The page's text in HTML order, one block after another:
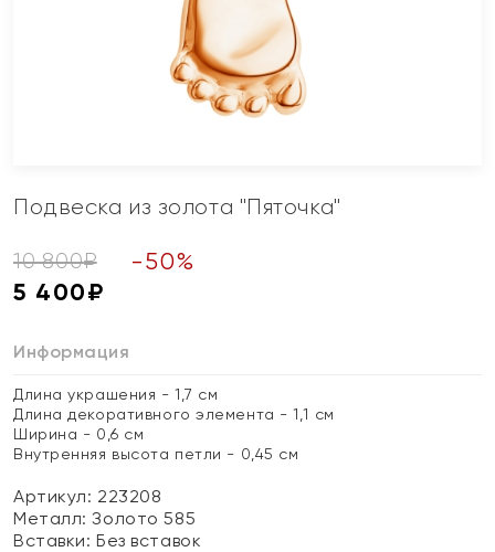
Подвеска из золота "Пяточка"
10 800₽ -50%
5 400₽
Информация
Длина украшения - 1,7 см
Длина декоративного элемента - 1,1 см
Ширина - 0,6 см
Внутренняя высота петли - 0,45 см
Артикул: 223208
Металл:Золото 585
Вставки:Без вставок